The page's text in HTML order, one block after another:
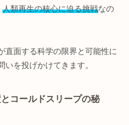
人類再生の核心に迫る挑戦なの
直面する科学の限界と可能性に
いを投げかけてきます。
コールドスリープの秘